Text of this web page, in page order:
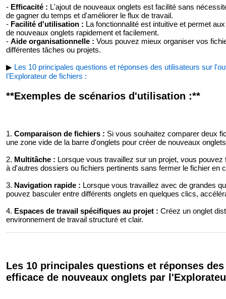
- Efficacité : L'ajout de nouveaux onglets est facilité sans
de gagner du temps et d'améliorer le flux de travail.
- Facilité d'utilisation : La fonctionnalité est intuitive et permet
de nouveaux onglets rapidement et facilement.
- Aide organisationnelle : Vous pouvez mieux organiser vos
différentes tâches ou projets.
▶ Les 10 principales questions et réponses des utilisateurs sur
l'Explorateur de fichiers :
**Exemples de scénarios d'utilisation :**
1. Comparaison de fichiers : Si vous souhaitez comparer deux
une zone vide de la barre d'onglets pour créer de nouveaux
2. Multitâche : Lorsque vous travaillez sur un projet, vous
à d'autres dossiers ou fichiers pertinents sans fermer le fichier en
3. Navigation rapide : Lorsque vous travaillez avec de grandes
pouvez basculer entre différents onglets en quelques clics,
4. Espaces de travail spécifiques au projet : Créez un onglet
environnement de travail structuré et clair.
Les 10 principales questions et réponses
efficace de nouveaux onglets par